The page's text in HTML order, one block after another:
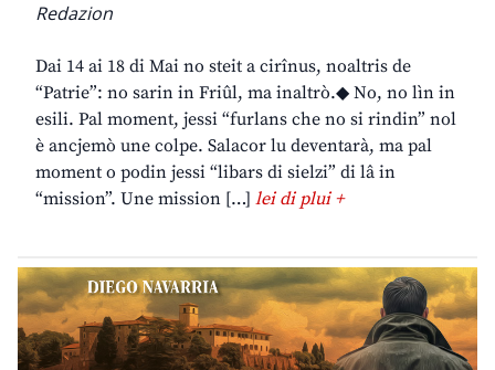
Redazion
Dai 14 ai 18 di Mai no steit a cirînus, noaltris de
“Patrie”: no sarin in Friûl, ma inaltrò.◆ No, no lìn in
esili. Pal moment, jessi “furlans che no si rindin” nol
è ancjemò une colpe. Salacor lu deventarà, ma pal
moment o podin jessi “libars di sielzi” di lâ in
“mission”. Une mission […] lei di plui +